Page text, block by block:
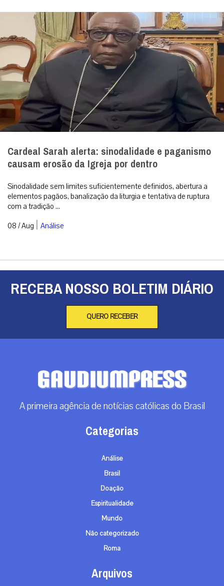
Cardeal Sarah alerta: sinodalidade e paganismo
causam erosão da Igreja por dentro
Sinodalidade sem limites suficientemente definidos, abertura a
elementos pagãos, banalização da liturgia e tentativa de ruptura
com a tradição ...
08 / Aug | Análise
RECEBA NOSSO BOLETIM DIÁRIO
QUERO RECEBER
A primeira agência de notícias católicas do Brasil
Categorias
Análise
Brasil
Doação
Espiritualidade
Mundo
Não categorizado
Roma
Arquivos